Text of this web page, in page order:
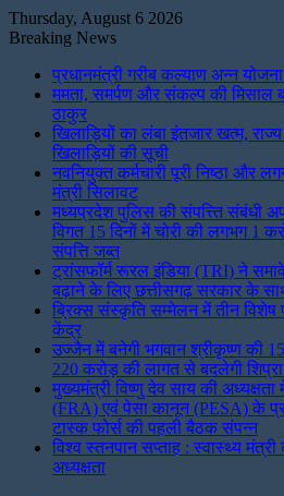
Thursday, August 6 2026
Breaking News
प्रधानमंत्री गरीब कल्याण अन्न
ममता, समर्पण और संकल्प की मिसाल
ठाकुर
खिलाड़ियों का लंबा इंतजार खत्म,
खिलाड़ियों की सूची
नवनियुक्त कर्मचारी पूरी निष्ठा और
मंत्री सिलावट
मध्यप्रदेश पुलिस की संपत्त्ति संबंधी
विगत 15 दिनों में चोरी की लगभग 1
संपत्ति जब्‍त
ट्रांसफॉर्म रूरल इंडिया (TRI) ने
बढ़ाने के लिए छत्तीसगढ़ सरकार के
ब्रिक्स संस्कृति सम्मेलन में तीन विशेष
केंद्र
उज्जैन में बनेगी भगवान श्रीकृष्ण की
220 करोड़ की लागत से बदलेगी
मुख्यमंत्री विष्णु देव साय की
(FRA) एवं पेसा कानून (PESA) के
टास्क फोर्स की पहली बैठक संपन्न
विश्व स्तनपान सप्ताह : स्वास्थ्य
अध्यक्षता